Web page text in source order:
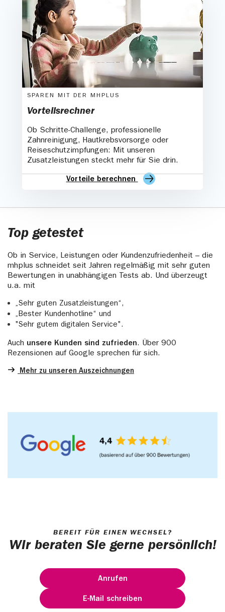
SPAREN MIT DER MHPLUS
Vorteilsrechner
Ob Schritte-Challenge, professionelle
Zahnreinigung, Hautkrebsvorsorge oder
Reiseschutzimpfungen: Mit unseren
Zusatzleistungen steckt mehr für Sie drin.
Vorteile berechnen
Top getestet
Ob in Service, Leistungen oder Kundenzufriedenheit – die
mhplus schneidet seit Jahren regelmäßig mit sehr guten
Bewertungen in unabhängigen Tests ab. Und überzeugt
u.a. mit
„Sehr guten Zusatzleistungen“,
„Bester Kundenhotline“ und
"Sehr gutem digitalen Service".
Auch unsere Kunden sind zufrieden. Über 900
Rezensionen auf Google sprechen für sich.
Mehr zu unseren Auszeichnungen
BEREIT FÜR EINEN WECHSEL?
Wir beraten Sie gerne persönlich!
Anrufen
E-Mail schreiben